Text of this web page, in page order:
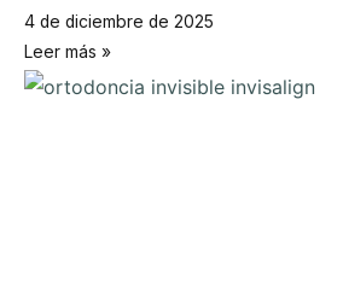
4 de diciembre de 2025
Leer más »